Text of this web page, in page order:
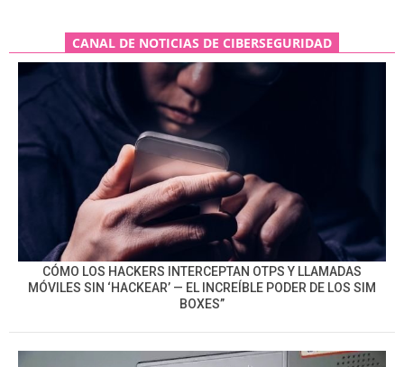
CANAL DE NOTICIAS DE CIBERSEGURIDAD
CÓMO LOS HACKERS INTERCEPTAN OTPS Y LLAMADAS
MÓVILES SIN ‘HACKEAR’ — EL INCREÍBLE PODER DE LOS SIM
BOXES”